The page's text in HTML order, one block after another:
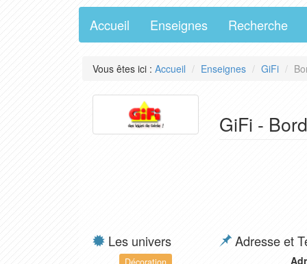
Accueil Enseignes Recherche
Vous êtes ici : Accueil Enseignes GiFi
GiFi -
Les univers Adresse et